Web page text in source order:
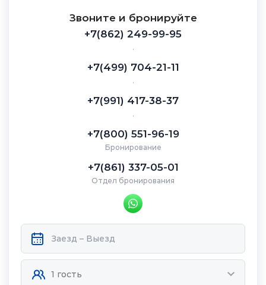
Звоните и бронируйте
+7(862) 249-99-95
.
+7(499) 704-21-11
.
+7(991) 417-38-37
.
+7(800) 551-96-19
Бронирование
+7(861) 337-05-01
Отдел бронирования